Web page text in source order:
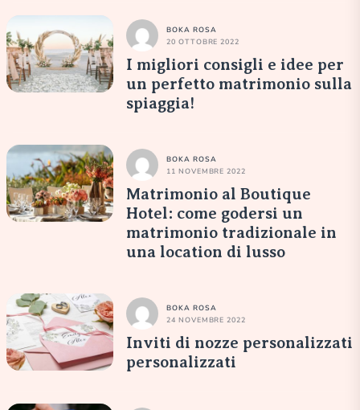
BOKA ROSA
20 OTTOBRE 2022
I migliori consigli e idee per
un perfetto matrimonio sulla
spiaggia!
BOKA ROSA
11 NOVEMBRE 2022
Matrimonio al Boutique
Hotel: come godersi un
matrimonio tradizionale in
una location di lusso
BOKA ROSA
24 NOVEMBRE 2022
Inviti di nozze personalizzati
personalizzati